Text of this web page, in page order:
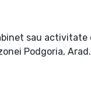
sau
Podgoria, Arad.